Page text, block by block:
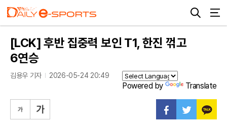
[LCK] 후반 집중력 보인 T1, 한진 꺾고
6연승
김용우 기자 2026-05-24 20:49
Powered by Translate